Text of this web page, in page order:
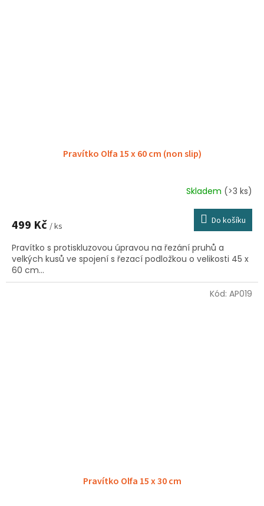
Pravítko Olfa 15 x 60 cm (non slip)
je
z
5
hvězdiček.
Skladem (>3 ks)
499 Kč / ks Do košíku
Pravítko s protiskluzovou úpravou na řezání pruhů a
velkých kusů ve spojení s řezací podložkou o velikosti 45 x
60 cm...
Pravítko Olfa 15 x 30 cm
Kód: AP019